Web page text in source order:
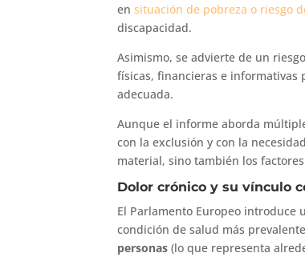
ensituación de pobreza o riesgo
discapacidad.
Asimismo, se advierte de un
físicas, financieras e informativas
adecuada.
Aunque el informe aborda
con la exclusión y con la
material, sino también los
Dolor crónico y su vínculo
El Parlamento Europeo
condición de salud más
personas (lo que representa